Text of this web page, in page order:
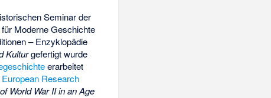
Seminar der
Moderne Geschichte
– Enzyklopädie
Kulturgefertigt wurde
erarbeitet
European Research
World War II in an Age